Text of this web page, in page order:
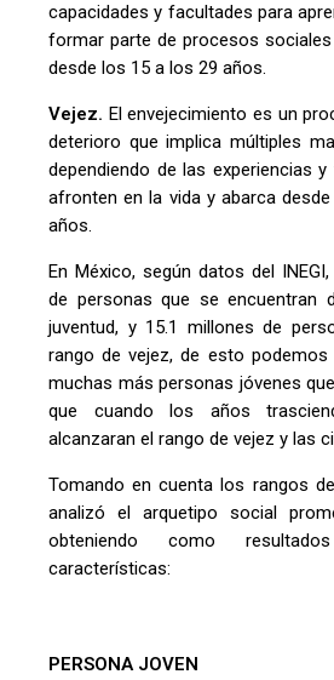
capacidades y facultades para
formar parte de procesos
desde los 15 a los 29 años.
Vejez. El envejecimiento es un
deterioro que implica múltiples
dependiendo de las experiencias
afronten en la vida y abarca
años.
En México, según datos del
de personas que se encuentran
juventud, y 15.1 millones de
rango de vejez, de esto podemos
muchas más personas jóvenes
que cuando los años
alcanzaran el rango de vejez y las
Tomando en cuenta los rangos
analizó el arquetipo social
obteniendo como
características:
PERSONA JOVEN